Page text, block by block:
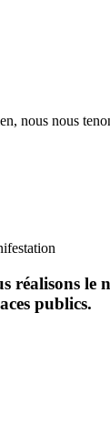
nous nous
réalisons le
publics.